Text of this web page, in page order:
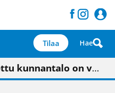
Tilaa Hae
näkyä hieman parempana painojäljen laatuna lehdessä
kunnantalo on valoisa
uudelleen keskustavisiotyön”
omavaraisemmin kuin kaupungissa"